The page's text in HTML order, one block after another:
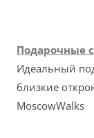
Подарочные
Идеальный
близкие
MoscowWalks